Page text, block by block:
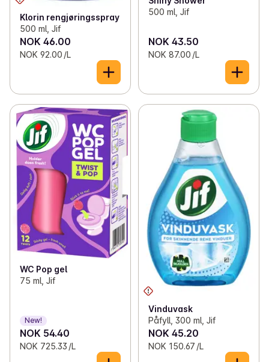
Klorin rengjøringsspray
500 ml, Jif
NOK 46.00
NOK 92.00 /L
500 ml, Jif
NOK 43.50
NOK 87.00 /L
WC Pop gel
75 ml, Jif
New!
NOK 54.40
NOK 725.33 /L
Vinduvask
Påfyll, 300 ml, Jif
NOK 45.20
NOK 150.67 /L